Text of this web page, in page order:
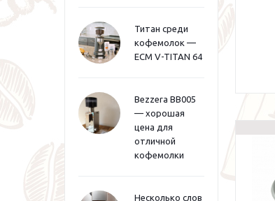
Титан среди
кофемолок —
ECM V-TITAN 64
Bezzera BB005
— хорошая
цена для
отличной
кофемолки
Несколько слов